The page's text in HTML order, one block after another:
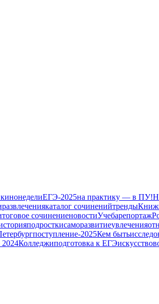
ЕГЭ-2025на практику — в ПУ!
развлечениякаталог сочиненийтренды
сочинениеновостиУчебарепортаж
подросткисаморазвитиеувлечения
поступление-2025Кем быть
2024Колледжиподготовка к ЕГЭискусство